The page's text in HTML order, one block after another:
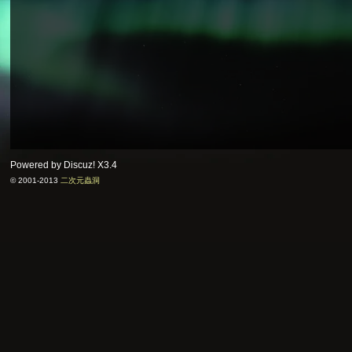
Powered by Discuz!X3.4
© 2001-2013 二次元蟲洞